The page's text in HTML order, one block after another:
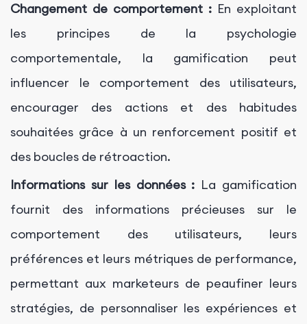
Changement de comportement : En exploitant
les principes de la psychologie
comportementale, la gamification peut
influencer le comportement des utilisateurs,
encourager des actions et des habitudes
souhaitées grâce à un renforcement positif et
des boucles de rétroaction.
Informations sur les données : La gamification
fournit des informations précieuses sur le
comportement des utilisateurs, leurs
préférences et leurs métriques de performance,
permettant aux marketeurs de peaufiner leurs
stratégies, de personnaliser les expériences et